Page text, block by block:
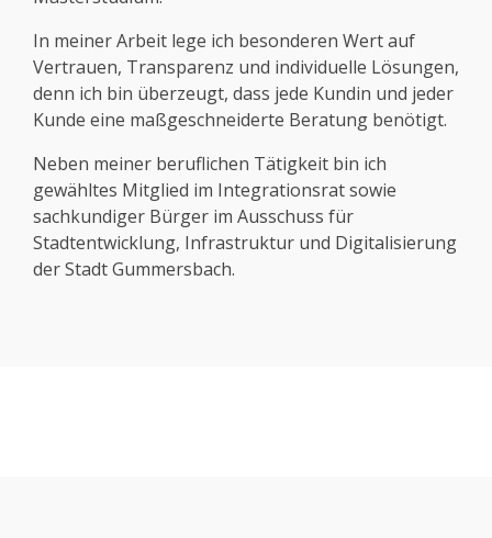
In meiner Arbeit lege ich besonderen Wert auf
Vertrauen, Transparenz und individuelle Lösungen,
denn ich bin überzeugt, dass jede Kundin und jeder
Kunde eine maßgeschneiderte Beratung benötigt.
Neben meiner beruflichen Tätigkeit bin ich
gewähltes Mitglied im Integrationsrat sowie
sachkundiger Bürger im Ausschuss für
Stadtentwicklung, Infrastruktur und Digitalisierung
der Stadt Gummersbach.